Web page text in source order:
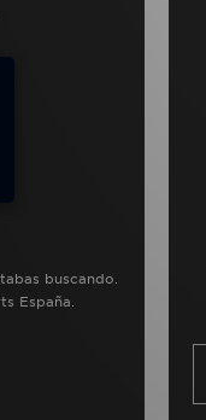
buscando.
España.